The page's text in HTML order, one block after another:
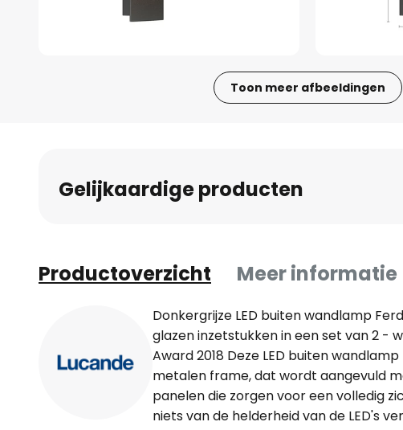
Toon meer afbeeldingen
vanGelijkaardige producten
Productoverzicht Meer informatie
Donkergrijze LED buiten wandlamp
glazen inzetstukken in een set van 2 -
Award 2018 Deze LED buiten
metalen frame, dat wordt aangevuld
panelen die zorgen voor een volledig
niets van de helderheid van de LED's